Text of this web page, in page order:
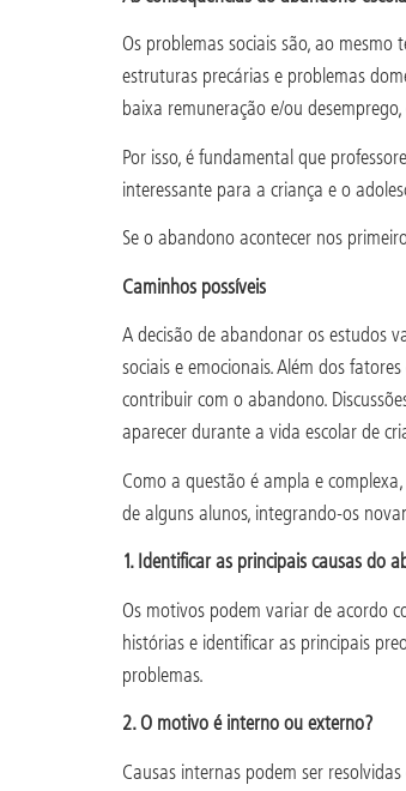
Os problemas sociais são, ao mesmo
estruturas precárias e problemas
baixa remuneração e/ou
Por isso, é fundamental que
interessante para a criança e o
Se o abandono acontecer nos
Caminhos possíveis
A decisão de abandonar os estudos
sociais e emocionais. Além dos
contribuir com o abandono.
aparecer durante a vida escolar de
Como a questão é ampla e
de alguns alunos, integrando-os
1. Identificar as principais causas do
Os motivos podem variar de acordo
histórias e identificar as principais
problemas.
2. O motivo é interno ou externo?
Causas internas podem ser